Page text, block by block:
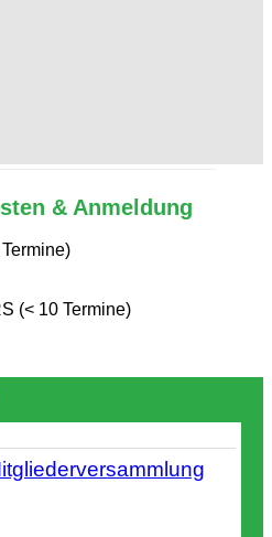
& Anmeldung
(< 10 Termine)